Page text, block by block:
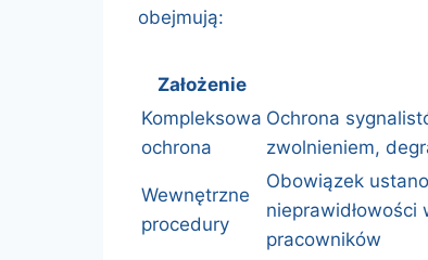
obejmują:
Założenie
Kompleksowa
ochrona
Ochrona
zwolnieniem,
Wewnętrzne
procedury
Obowiązek
pracowników